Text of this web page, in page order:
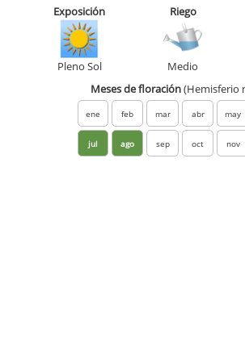
Exposición
Pleno Sol
Riego
Medio
Meses de floración(Hemisferio
ene feb mar abr may
jul ago sep oct nov